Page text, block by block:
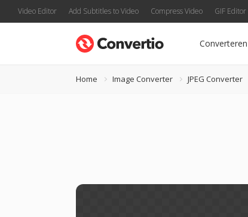
Video Editor Add Subtitles to Video Compress Video GIF Editor
Converteren
Home Image Converter JPEG Converter